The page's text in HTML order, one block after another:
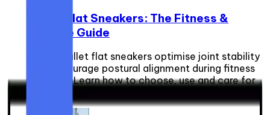
Ballet Flat Sneakers: The Fitness &
Posture Guide
Hybrid ballet flat sneakers optimise joint stability
and encourage postural alignment during fitness
sessions. Learn how to choose, use and care for